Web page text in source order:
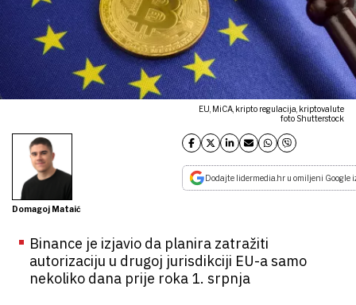
EU, MiCA, kripto regulacija, kriptovalute
foto Shutterstock
Domagoj Mataić
Dodajte lidermedia.hr u omiljeni Google
Binance je izjavio da planira zatražiti
autorizaciju u drugoj jurisdikciji EU-a samo
nekoliko dana prije roka 1. srpnja